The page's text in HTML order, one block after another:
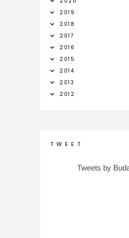
2019
2018
2017
2016
2015
2014
2013
2012
T W E E T
Tweets by